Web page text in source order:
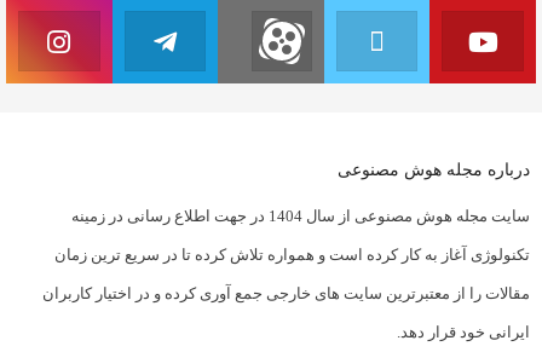
درباره مجله هوش مصنوعی
سایت مجله هوش مصنوعی از سال 1404 در جهت اطلاع رسانی در زمینه
تکنولوژی آغاز به کار کرده است و همواره تلاش کرده تا در سریع ترین زمان
مقالات را از معتبرترین سایت های خارجی جمع آوری کرده و در اختیار کاربران
ایرانی خود قرار دهد.